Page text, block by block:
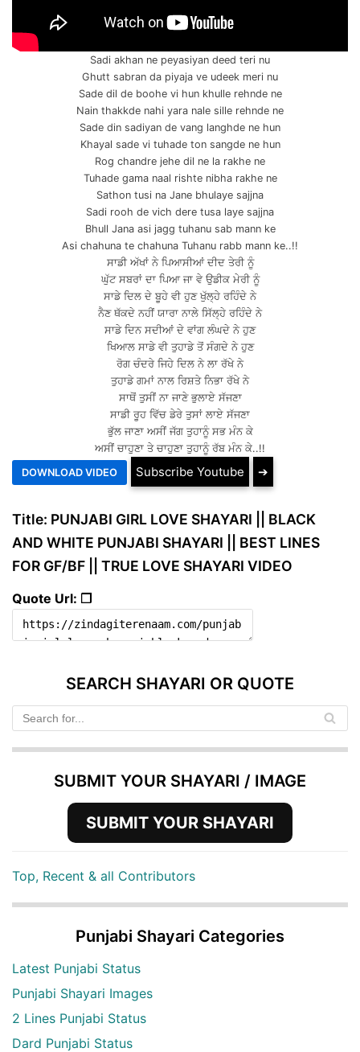
Sadi akhan ne peyasiyan deed teri nu
Ghutt sabran da piyaja ve udeek meri nu
Sade dil de boohe vi hun khulle rehnde ne
Nain thakkde nahi yara nale sille rehnde ne
Sade din sadiyan de vang langhde ne hun
Khayal sade vi tuhade ton sangde ne hun
Rog chandre jehe dil ne la rakhe ne
Tuhade gama naal rishte nibha rakhe ne
Sathon tusi na Jane bhulaye sajjna
Sadi rooh de vich dere tusa laye sajjna
Bhull Jana asi jagg tuhanu sab mann ke
Asi chahuna te chahuna Tuhanu rabb mann ke..!!
ਸਾਡੀ ਅੱਖਾਂ ਨੇ ਪਿਆਸੀਆਂ ਦੀਦ ਤੇਰੀ ਨੂੰ
ਘੁੱਟ ਸਬਰਾਂ ਦਾ ਪਿਆ ਜਾ ਵੇ ਉਡੀਕ ਮੇਰੀ ਨੂੰ
ਸਾਡੇ ਦਿਲ ਦੇ ਬੂਹੇ ਵੀ ਹੁਣ ਖੁੱਲ੍ਹੇ ਰਹਿੰਦੇ ਨੇ
ਨੈਣ ਥੱਕਦੇ ਨਹੀਂ ਯਾਰਾ ਨਾਲੇ ਸਿੱਲ੍ਹੇ ਰਹਿੰਦੇ ਨੇ
ਸਾਡੇ ਦਿਨ ਸਦੀਆਂ ਦੇ ਵਾਂਗ ਲੰਘਦੇ ਨੇ ਹੁਣ
ਖਿਆਲ ਸਾਡੇ ਵੀ ਤੁਹਾਡੇ ਤੋਂ ਸੰਗਦੇ ਨੇ ਹੁਣ
ਰੋਗ ਚੰਦਰੇ ਜਿਹੇ ਦਿਲ ਨੇ ਲਾ ਰੱਖੇ ਨੇ
ਤੁਹਾਡੇ ਗਮਾਂ ਨਾਲ ਰਿਸ਼ਤੇ ਨਿਭਾ ਰੱਖੇ ਨੇ
ਸਾਥੋਂ ਤੁਸੀਂ ਨਾ ਜਾਣੇ ਭੁਲਾਏ ਸੱਜਣਾ
ਸਾਡੀ ਰੂਹ ਵਿੱਚ ਡੇਰੇ ਤੁਸਾਂ ਲਾਏ ਸੱਜਣਾ
ਭੁੱਲ ਜਾਣਾ ਅਸੀਂ ਜੱਗ ਤੁਹਾਨੂੰ ਸਭ ਮੰਨ ਕੇ
ਅਸੀਂ ਚਾਹੁਣਾ ਤੇ ਚਾਹੁਣਾ ਤੁਹਾਨੂੰ ਰੱਬ ਮੰਨ ਕੇ..!!
Subscribe Youtube ➔
Title: PUNJABI GIRL LOVE SHAYARI || BLACK
AND WHITE PUNJABI SHAYARI || BEST LINES
FOR GF/BF || TRUE LOVE SHAYARI VIDEO
Quote Url: ❐
SEARCH SHAYARI OR QUOTE
SUBMIT YOUR SHAYARI / IMAGE
SUBMIT YOUR SHAYARI
Top, Recent & all Contributors
Punjabi Shayari Categories
Latest Punjabi Status
Punjabi Shayari Images
2 Lines Punjabi Status
Dard Punjabi Status